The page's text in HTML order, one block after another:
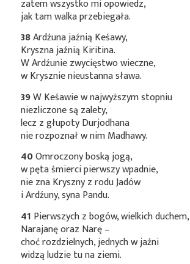
zatem wszystko mi opowiedz,
jak tam walka przebiegała.
38Ardźuna jaźnią Keśawy,
Kryszna jaźnią Kiritina.
W Ardźunie zwycięstwo wieczne,
w Krysznie nieustanna sława.
39W Keśawie w najwyższym stopniu
niezliczone są zalety,
lecz z głupoty Durjodhana
nie rozpoznał w nim Madhawy.
40Omroczony boską jogą,
w pęta śmierci pierwszy wpadnie,
nie zna Kryszny z rodu Jadów
i Ardźuny, syna Pandu.
41 Pierwszych z bogów, wielkich duchem,
Narajanę oraz Narę –
choć rozdzielnych, jednych w jaźni
widzą ludzie tu na ziemi.